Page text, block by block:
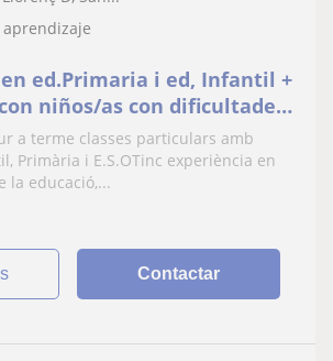
ed.Primaria i ed, Infantil +
niños/as con dificultades
a terme classes particulars amb
Primària i E.S.OTinc experiència en
la educació,...
Contactar